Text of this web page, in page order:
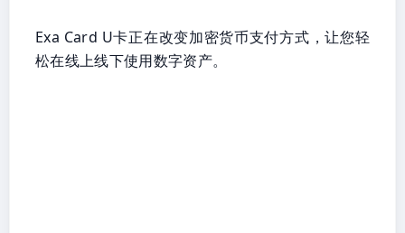
Exa Card U卡正在改变加密货币支付方式，让您轻
松在线上线下使用数字资产。